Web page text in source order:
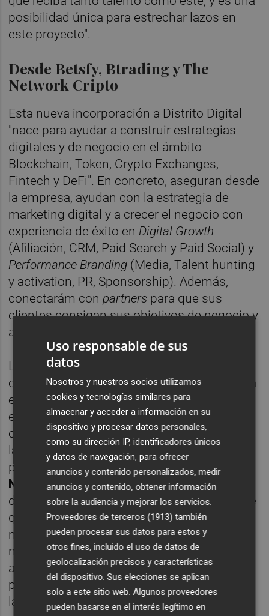
posibilidad única para estrechar lazos en
este proyecto".
Desde Betsfy, Btrading y The
Network Cripto
Esta nueva incorporación a Distrito Digital
"nace para ayudar a construir estrategias
digitales y de negocio en el ámbito
Blockchain, Token, Crypto Exchanges,
Fintech y DeFi". En concreto, aseguran desde
la empresa, ayudan con la estrategia de
marketing digital y a crecer el negocio con
experiencia de éxito en Digital Growth
(Afiliación, CRM, Paid Search y Paid Social) y
Performance Branding (Media, Talent hunting
y activation, PR, Sponsorship). Además,
conectarám conpartners para que sus
clientes consigan sus objetivos de negocio y
alcancen resultados rápidamente.
La idea de una nueva firma nació hace unos
cuatro meses. Y es que, el equipo que forma
esta nueva empresa tiene a sus espaldas
experiencia en otros negocios relacionados
con la tecnologíaBlockchainy también con
las apuestas deportivas. Parte de estos
profesionales ya habían formado The
Network Cripto, un espacio en el que se
desgrana el mundocriptopara personas que
quieren iniciarse y también que están en un
nivel más avanzado en este mundo, con
noticias, formación y consejos para el
análisis fundamental y técnico y los
pronósticos sobre este negocio enfocado a
la inversión.
Uso responsable de sus
datos
Nosotros y nuestros socios utilizamos
cookies y tecnologías similares para
almacenar y acceder a información en su
dispositivo y procesar datos personales,
como su dirección IP, identificadores únicos
y datos de navegación, para ofrecer
anuncios y contenido personalizados, medir
anuncios y contenido, obtener información
sobre la audiencia y mejorar los servicios.
Proveedores de terceros (1913) también
pueden procesar sus datos para estos y
otros fines, incluido el uso de datos de
geolocalización precisos y características
del dispositivo. Sus elecciones se aplican
solo a este sitio web. Algunos proveedores
pueden basarse en el interés legítimo en